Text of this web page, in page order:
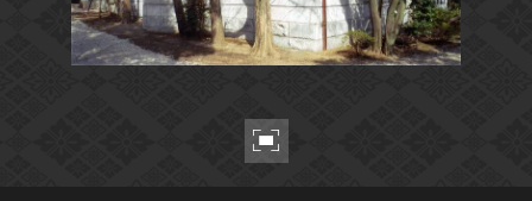
世界遺産と無形文化遺産
全国の美術館・博物館
今月のみどころ
お知らせ一覧
このサイトについて